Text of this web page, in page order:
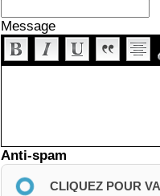
Message
Anti-spam
CLIQUEZ POUR